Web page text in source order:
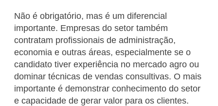
Não é obrigatório, mas é um diferencial
importante. Empresas do setor também
contratam profissionais de administração,
economia e outras áreas, especialmente se o
candidato tiver experiência no mercado agro ou
dominar técnicas de vendas consultivas. O mais
importante é demonstrar conhecimento do setor
e capacidade de gerar valor para os clientes.